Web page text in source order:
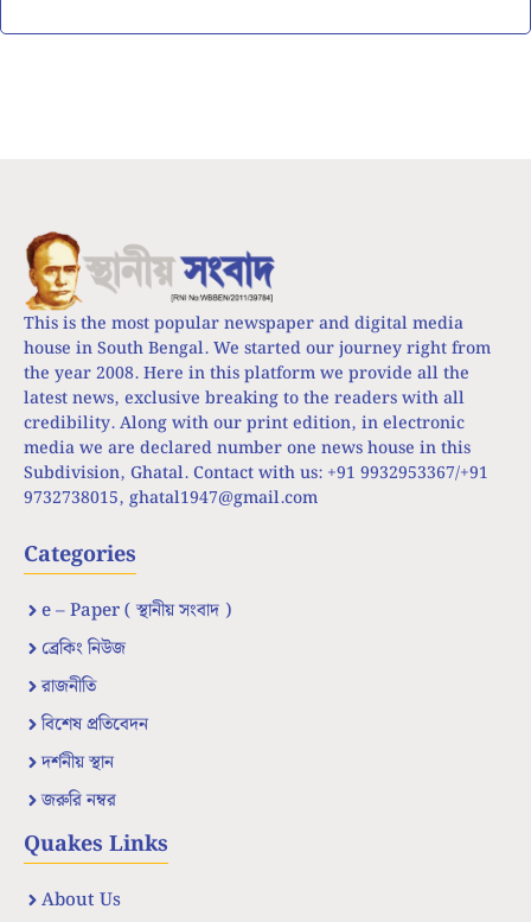
This is the most popular newspaper and digital media
house in South Bengal. We started our journey right from
the year 2008. Here in this platform we provide all the
latest news, exclusive breaking to the readers with all
credibility. Along with our print edition, in electronic
media we are declared number one news house in this
Subdivision, Ghatal. Contact with us: +91 9932953367/+91
9732738015, ghatal1947@gmail.com
Categories
e – Paper ( স্থানীয় সংবাদ )
ব্রেকিং নিউজ
রাজনীতি
বিশেষ প্রতিবেদন
দর্শনীয় স্থান
জরুরি নম্বর
Quakes Links
About Us